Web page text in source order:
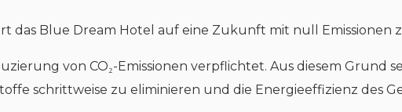
das Blue Dream Hotel auf eine Zukunft mit null Emissionen
von CO₂-Emissionen verpflichtet. Aus diesem Grund
schrittweise zu eliminieren und die Energieeffizienz des